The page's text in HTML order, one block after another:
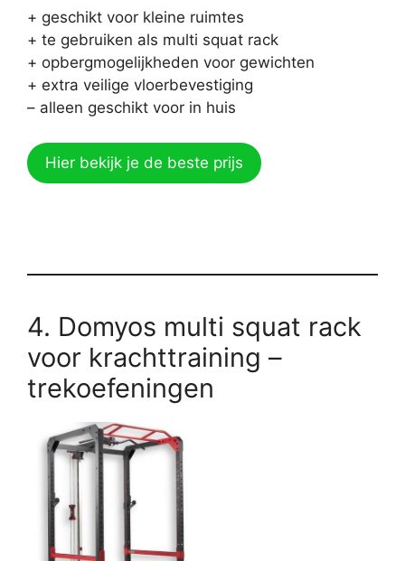
+ geschikt voor kleine ruimtes
+ te gebruiken als multi squat rack
+ opbergmogelijkheden voor gewichten
+ extra veilige vloerbevestiging
– alleen geschikt voor in huis
Hier bekijk je de beste prijs
4. Domyos multi squat rack
voor krachttraining –
trekoefeningen